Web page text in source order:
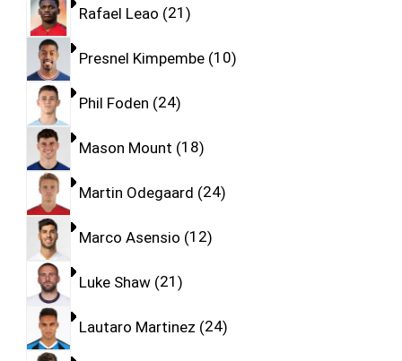
Rafael Leao 21
Presnel Kimpembe 10
Phil Foden 24
Mason Mount 18
Martin Odegaard 24
Marco Asensio 12
Luke Shaw 21
Lautaro Martinez 24